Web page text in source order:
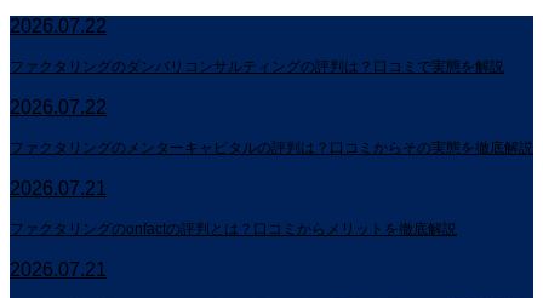
2026.07.22
ファクタリングのダンバリコンサルティングの評判は？口コミで実態を解説
2026.07.22
ファクタリングのメンターキャピタルの評判は？口コミからその実態を徹底解説
2026.07.21
ファクタリングのonfactの評判とは？口コミからメリットを徹底解説
2026.07.21